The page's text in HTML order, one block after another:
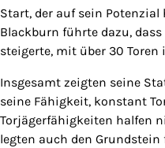
Start, der auf sein Potenzial
Blackburn führte dazu,
steigerte, mit über 30
Insgesamt zeigten seine
seine Fähigkeit, konstant
Torjägerfähigkeiten halfen
legten auch den